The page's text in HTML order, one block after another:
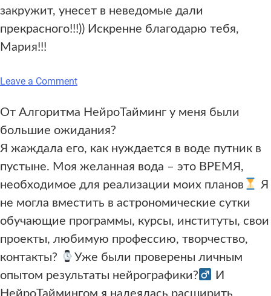
закружит, унесет в неведомые дали
прекрасного!!!)) Искренне благодарю тебя,
Мария!!!
Leave a Commenton
От Алгоритма НейроТайминг у меня были
большие ожидания?
Я жаждала его, как нуждается в воде путник в
пустыне. Моя желанная вода – это ВРЕМЯ,
необходимое для реализации моих планов
Я
не могла вместить в астрономические сутки
обучающие программы, курсы, институты, свои
проекты, любимую профессию, творчество,
контакты?
Уже были проверены личным
опытом результаты нейрографики?‍
И
НейроТаймингом я надеялась расширить